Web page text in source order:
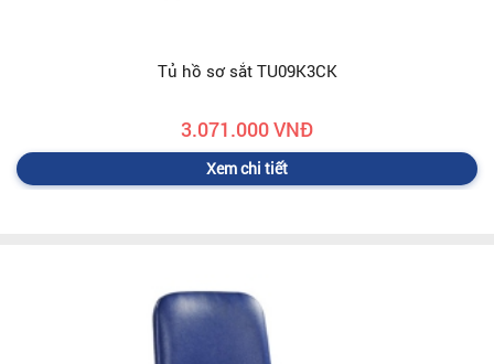
Tủ hồ sơ sắt TU09K3CK
3.071.000 VNĐ
Xem chi tiết